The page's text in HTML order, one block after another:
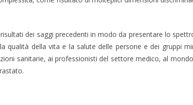
dei saggi precedenti in modo da presentare lo
qualità della vita e la salute delle persone e dei gruppi
sanitarie, ai professionisti del settore medico, al